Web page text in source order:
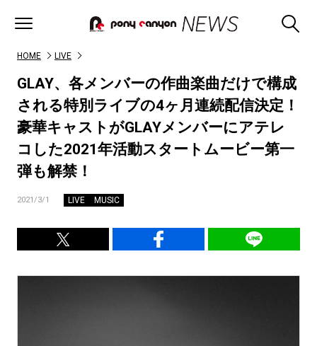
HOME LIVE
GLAY、各メンバーの作曲楽曲だけで構成
される特別ライブの4ヶ月連続配信決定！
豪華キャストがGLAYメンバーにアテレ
コした2021年活動スタートムービー第一
弾も解禁！
2021/3/1 LIVE MUSIC